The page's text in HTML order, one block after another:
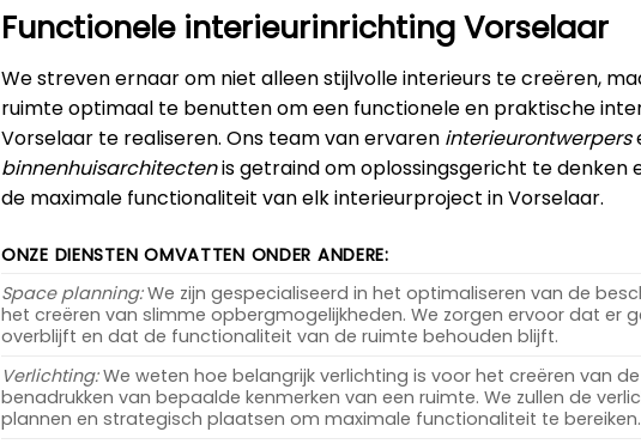
Functionele interieurinrichting Vorselaar
We streven ernaar om niet alleen stijlvolle interieurs te creëren,
ruimte optimaal te benutten om een functionele en praktische
Vorselaar te realiseren. Ons team van ervaren interieurontwerpers
binnenhuisarchitectenis getraind om oplossingsgericht te denken
de maximale functionaliteit van elk interieurproject in Vorselaar.
ONZE DIENSTEN OMVATTEN ONDER ANDERE:
Space planning:We zijn gespecialiseerd in het optimaliseren van de
het creëren van slimme opbergmogelijkheden. We zorgen ervoor dat er
overblijft en dat de functionaliteit van de ruimte behouden blijft.
Verlichting:We weten hoe belangrijk verlichting is voor het creëren van
benadrukken van bepaalde kenmerken van een ruimte. We zullen de
plannen en strategisch plaatsen om maximale functionaliteit te bereiken.